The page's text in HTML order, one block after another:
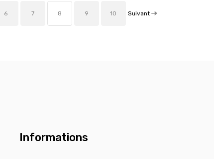
6 7 8 9 10 Suivant
Informations